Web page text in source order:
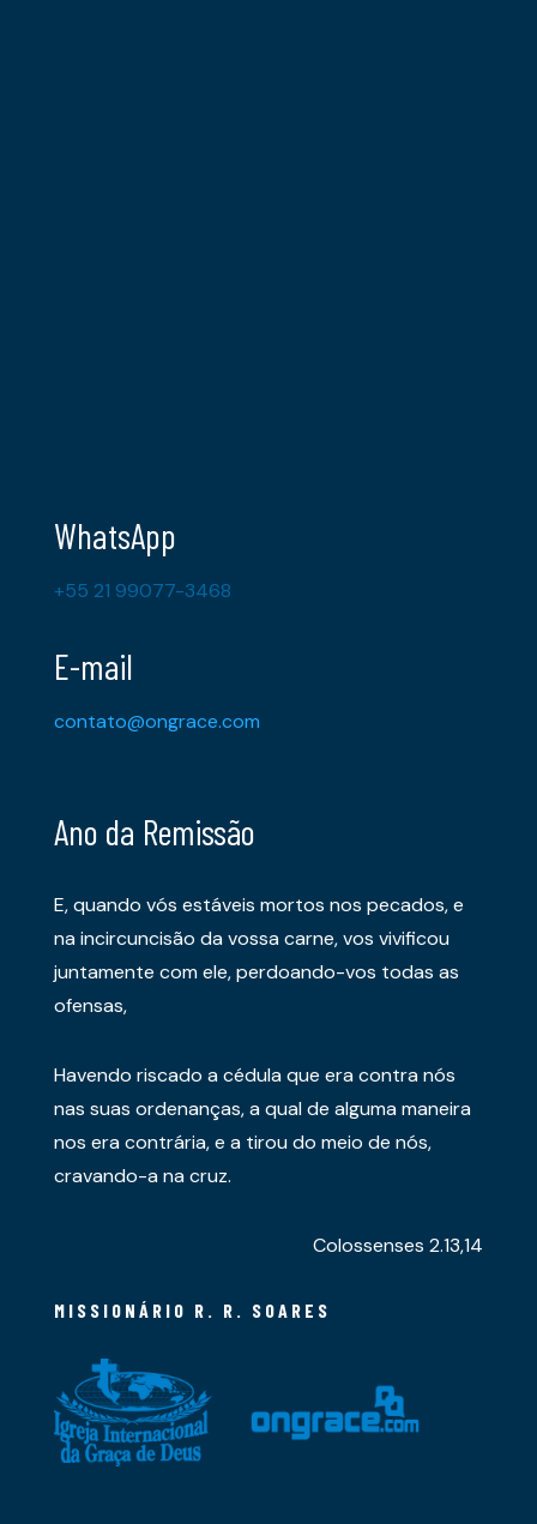
WhatsApp
+55 21 99077-3468
E-mail
contato@ongrace.com
Ano da Remissão
E, quando vós estáveis mortos nos pecados, e
na incircuncisão da vossa carne, vos vivificou
juntamente com ele, perdoando-vos todas as
ofensas,
Havendo riscado a cédula que era contra nós
nas suas ordenanças, a qual de alguma maneira
nos era contrária, e a tirou do meio de nós,
cravando-a na cruz.
Colossenses 2.13,14
MISSIONÁRIO R. R. SOARES